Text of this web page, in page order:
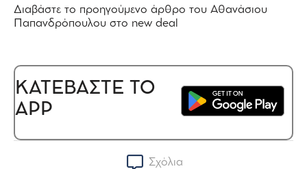
Διαβάστε το προηγούμενο άρθρο του Αθανάσιου
Παπανδρόπουλου στο new deal
ΚΑΤΕΒΑΣΤΕ ΤΟ
APP
Σχόλια